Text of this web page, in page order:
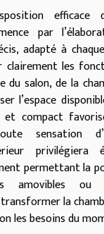
par
adapté à
clairement les
du salon, de la
l’espace
et compact
sensation
privilégiera
permettant la
amovibles ou
la
les besoins du